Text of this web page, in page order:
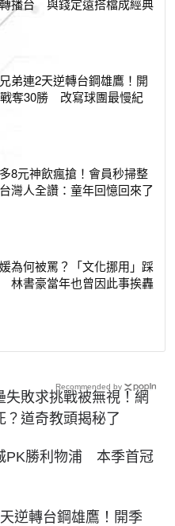
播台 與錢定遠搭檔成經典
弟連2天逆轉台鋼雄鷹！開
奪30勝 改寫球團最慢紀
8元神飲瘋搶！會員秒掃整
灣人全讚：童年回憶回來了
為何被罵？「文化挪用」踩
林書豪當年也曾因此事挨轟
失敗求挑戰被無視！網
？道奇教頭揭秘了
PK勝利物浦 本季首冠
逆轉台鋼雄鷹！開季
Recommended by